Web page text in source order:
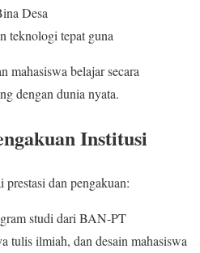
Desa
teknologi tepat guna
mahasiswa belajar secara
dengan dunia nyata.
Institusi
dan pengakuan:
studi dari BAN-PT
tulis ilmiah, dan desain mahasiswa